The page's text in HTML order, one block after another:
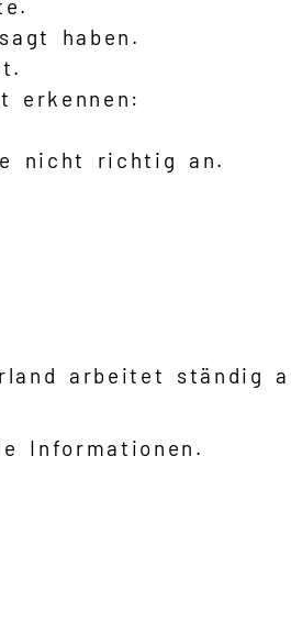
haben.
erkennen:
nicht richtig an.
arbeitet ständig
Informationen.